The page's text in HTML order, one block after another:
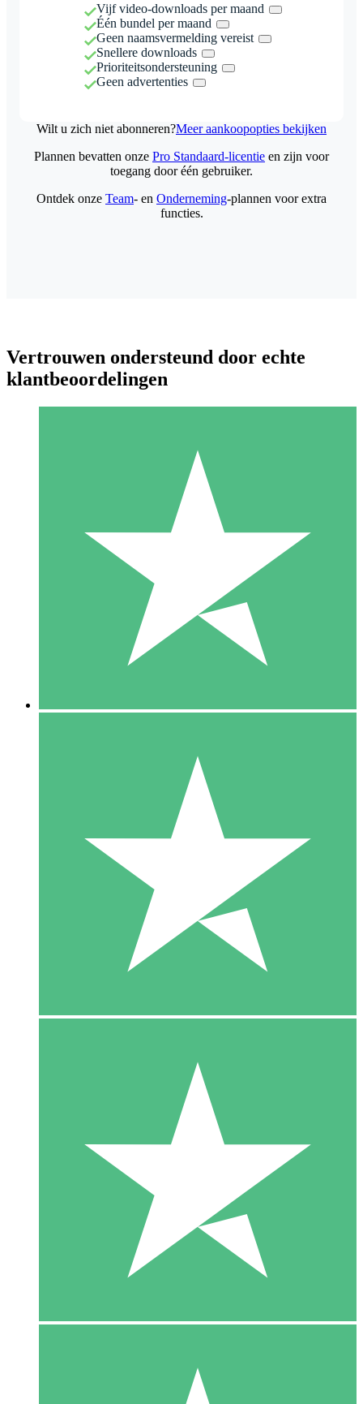
Vijf video-downloads per maand
Één bundel per maand
Geen naamsvermelding vereist
Snellere downloads
Prioriteitsondersteuning
Geen advertenties
Wilt u zich niet abonneren?Meer aankoopopties bekijken
Individuele Creditpakketten
Betaal per gebruik met downloadtegoeden. Geen maandelijkse
1000
10 Downloaden
20 00
Plannen bevatten onze Pro Standaard-licentie en zijn voor
toegang door één gebruiker.
Ontdek onze Team- en Onderneming-plannen voor extra
functies.
Vertrouwen ondersteund door echte
klantbeoordelingen